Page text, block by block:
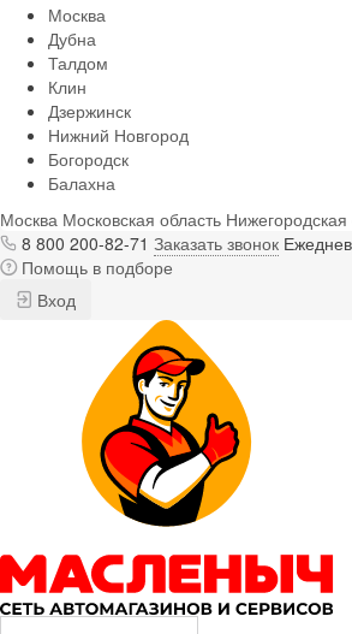
Москва
Дубна
Талдом
Клин
Дзержинск
Нижний Новгород
Богородск
Балахна
Москва Московская область Нижегородская
8 800 200-82-71 Заказать звонок
Помощь в подборе
Вход